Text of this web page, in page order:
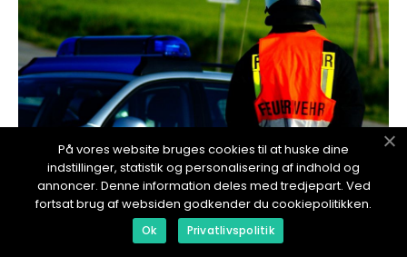
På vores website bruges cookies til at huske dine
indstillinger, statistik og personalisering af indhold og
annoncer. Denne information deles med tredjepart. Ved
fortsat brug af websiden godkender du cookiepolitikken.
Ok Privatlivspolitik